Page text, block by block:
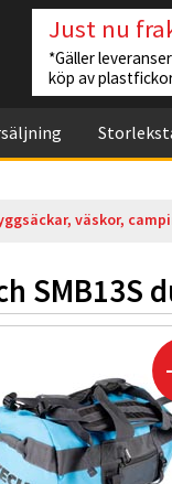
Just nu
*Gäller
köp av
väskor,
SMB13S